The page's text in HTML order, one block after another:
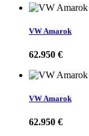
VW Amarok
62.950 €
VW Amarok
62.950 €